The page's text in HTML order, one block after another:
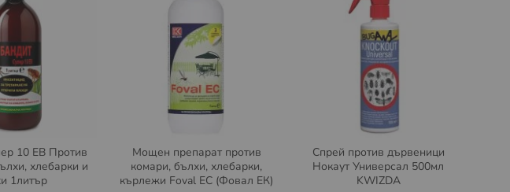
10 ЕВ Против
хлебарки и
1литър
Мощен препарат против
комари, бълхи, хлебарки,
кърлежи Foval EC (Фовал ЕК)
Спрей против дървеници
Нокаут Универсал 500мл
KWIZDA